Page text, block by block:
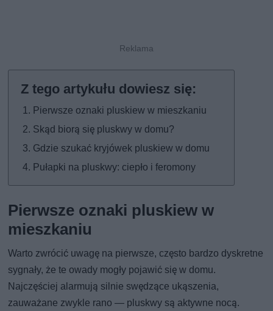
Pierwsze oznaki pluskiew w mieszkaniu
Skąd biorą się pluskwy w domu?
Gdzie szukać kryjówek pluskiew w domu
Pułapki na pluskwy: ciepło i feromony
Pierwsze oznaki pluskiew w
mieszkaniu
Warto zwrócić uwagę na pierwsze, często bardzo dyskretne
sygnały, że te owady mogły pojawić się w domu.
Najczęściej alarmują silnie swędzące ukąszenia,
zauważane zwykle rano — pluskwy są aktywne nocą.